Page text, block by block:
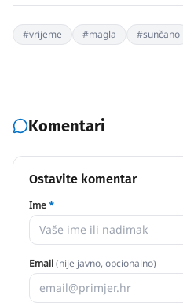
#vrijeme #magla #sunčano
Komentari
Ostavite komentar
Ime*
Email(nije javno, opcionalno)